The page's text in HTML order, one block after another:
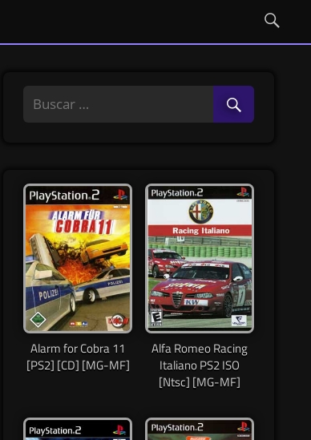
Alarm for Cobra 11
[PS2] [CD] [MG-MF]
Alfa Romeo Racing
Italiano PS2 ISO
[Ntsc] [MG-MF]